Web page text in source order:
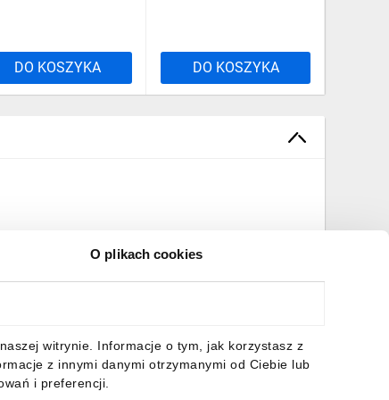
O plikach cookies
witrynie. Informacje o tym, jak korzystasz z
z innymi danymi otrzymanymi od Ciebie lub
i preferencji.
DO KOSZYKA DO KOSZYKA